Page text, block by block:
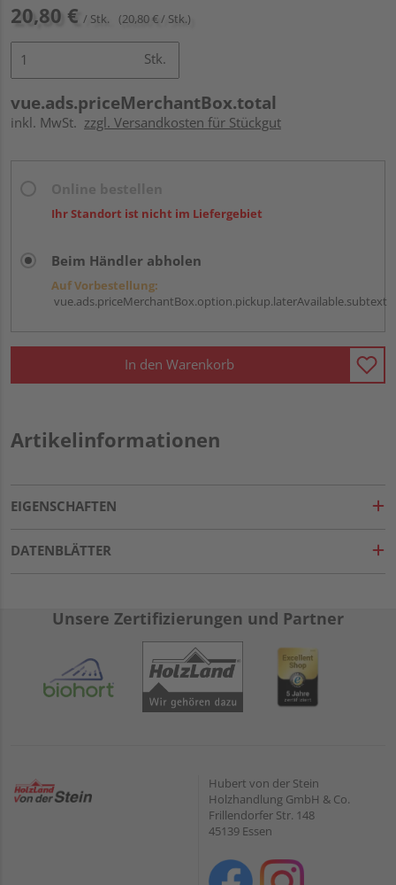
20,80 € / Stk. (20,80 € / Stk.)
Stk.
vue.ads.priceMerchantBox.total
inkl. MwSt. zzgl. Versandkosten für Stückgut
Ihr Standort ist nicht im Liefergebiet
Beim Händler abholen
Auf Vorbestellung:
vue.ads.priceMerchantBox.option.pickup.laterAvailable.subtext
In den Warenkorb
Artikelinformationen
EIGENSCHAFTEN
DATENBLÄTTER
Unsere Zertifizierungen und Partner
Hubert von der Stein
Holzhandlung GmbH & Co.
Frillendorfer Str. 148
45139 Essen